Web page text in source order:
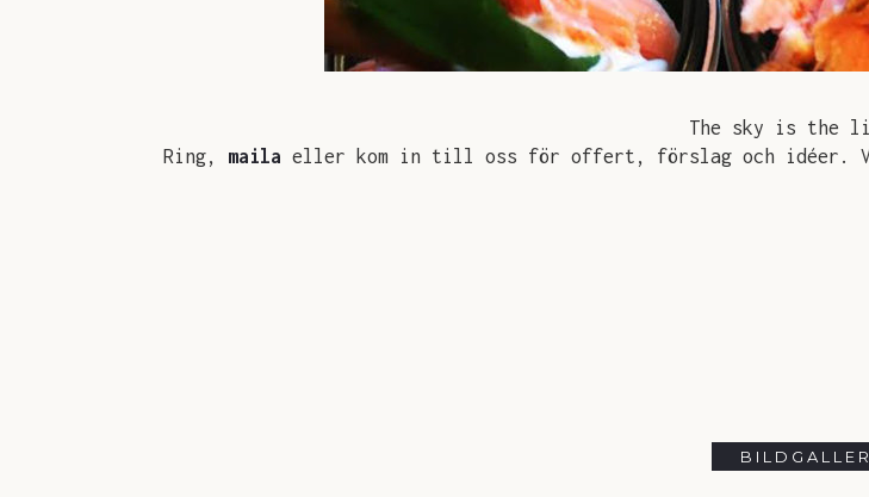
The sky is the
Ring, maila eller kom in till oss för offert, förslag och idéer.